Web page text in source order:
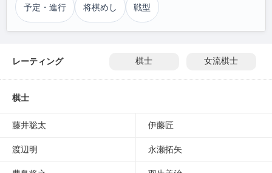
予定・進行 将棋めし 戦型
レーティング 棋士 女流棋士
棋士
藤井聡太 伊藤匠
渡辺明 永瀬拓矢